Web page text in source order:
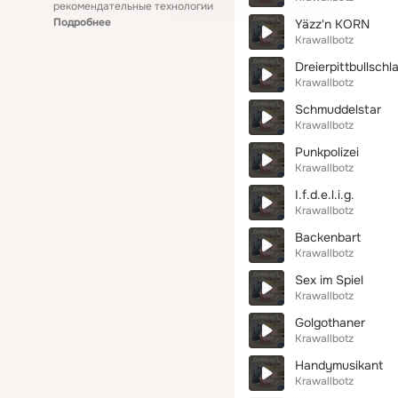
рекомендательные технологии
Подробнее
Yäzz'n KORN
Krawallbotz
Krawallbotz
Schmuddelstar
Krawallbotz
Punkpolizei
Krawallbotz
I.f.d.e.l.i.g.
Krawallbotz
Backenbart
Krawallbotz
Sex im Spiel
Krawallbotz
Golgothaner
Krawallbotz
Handymusikant
Krawallbotz